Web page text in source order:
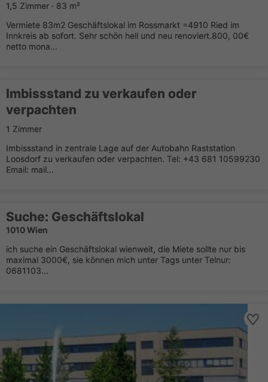
1,5 Zimmer · 83 m²
Vermiete 83m2 Geschäftslokal im Rossmarkt =4910 Ried im
Innkreis ab sofort. Sehr schön hell und neu renoviert.800, 00€
netto mona...
Imbissstand zu verkaufen oder
verpachten
1 Zimmer
Imbissstand in zentrale Lage auf der Autobahn Raststation
Loosdorf zu verkaufen oder verpachten. Tel: +43 681 10599230
Email: mail...
Suche: Geschäftslokal
1010 Wien
ich suche ein Geschäftslokal wienweit, die Miete sollte nur bis
maximal 3000€, sie können mich unter Tags unter Telnur:
0681103...